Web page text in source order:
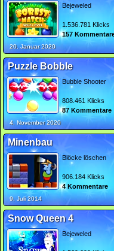
Bejeweled
1.536.781 Klicks
157
20. Januar 2020
Puzzle Bobble
Bubble Shooter
808.461 Klicks
87 Kommentare
4. November 2020
Minenbau
Blöcke löschen
906.184 Klicks
4 Kommentare
9. Juli 2014
Snow Queen 4
Bejeweled